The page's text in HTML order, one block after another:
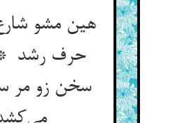
هین مشو
حرف رشد
سخن زو مر